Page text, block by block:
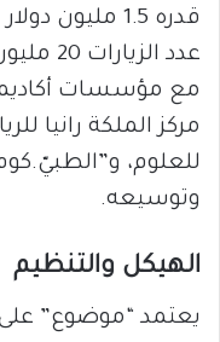
قدره 1.5 مليون دولار من
عدد
مع مؤسسات
مركز الملكة رانيا
للعلوم،
وتوسيعه.
الهيكل والتنظيم
يعتمد “موضوع”